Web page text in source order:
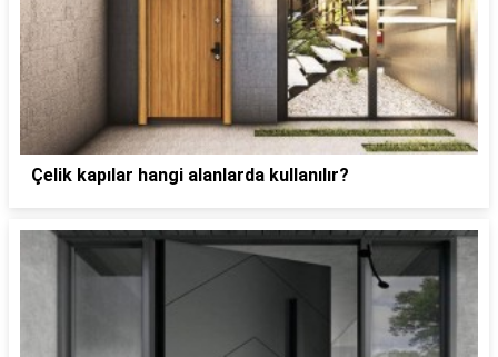
Çelik kapılar hangi alanlarda kullanılır?